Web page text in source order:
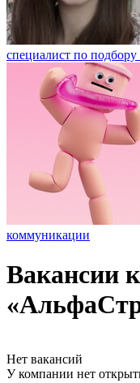
специалист по
коммуникации
Вакансии
Нет вакансий
У компании нет